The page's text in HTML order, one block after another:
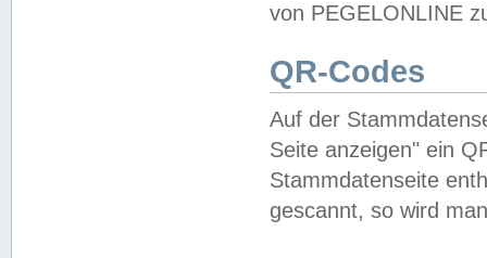
von PEGELONLINE
QR-Codes
Auf der
Seite anzeigen" ein
Stammdatenseite
gescannt, so wird